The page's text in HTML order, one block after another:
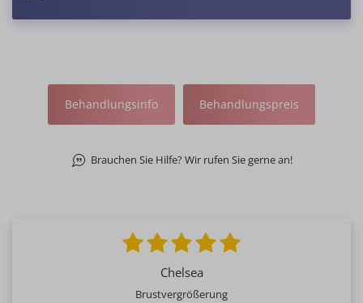
Behandlungsinfo Behandlungspreis
Brauchen Sie Hilfe? Wir rufen Sie gerne an!
Chelsea
Brustvergrößerung